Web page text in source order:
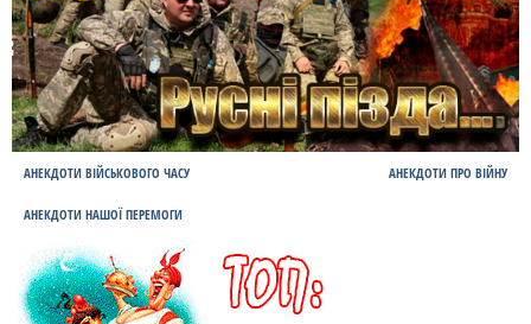
АНЕКДОТИ ВІЙСЬКОВОГО ЧАСУ АНЕКДОТИ ПРО ВІЙНУ
АНЕКДОТИ НАШОЇ ПЕРЕМОГИ